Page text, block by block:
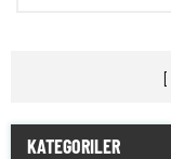
KATEGORILER